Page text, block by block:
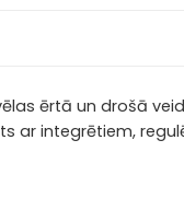
ērtā un drošā
ar integrētiem,